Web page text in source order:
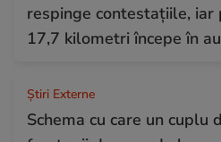
respinge contestațiile, iar
17,7 kilometri începe în
Știri Externe
Schema cu care un cuplu